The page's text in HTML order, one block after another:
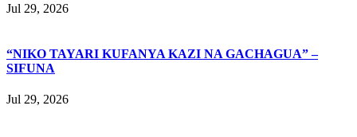
Jul 29, 2026
“NIKO TAYARI KUFANYA KAZI NA GACHAGUA” –
SIFUNA
Jul 29, 2026